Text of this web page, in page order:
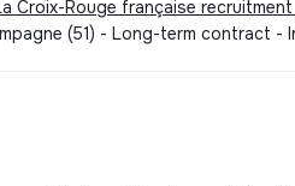
Croix-Rouge française recruitment
(51) - Long-term contract